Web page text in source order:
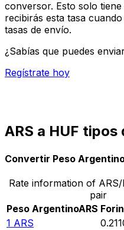
conversor. Esto solo
recibirás esta tasa
tasas de envío.
¿Sabías que puedes
Regístrate hoy
ARS a HUF
Convertir Peso
Rate information of
pair
Peso ArgentinoARS
1 ARS